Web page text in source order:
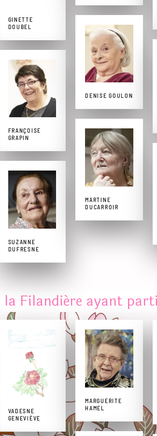
GINETTE
DOUBEL
FRANÇOISE
GRAPIN
DENISE GOULON
SUZANNE
DUFRESNE
MARTINE
DUCARROIR
la Filandiére ayant
VADESNE
GENEVIÈVE
MARGUERITE
HAMEL